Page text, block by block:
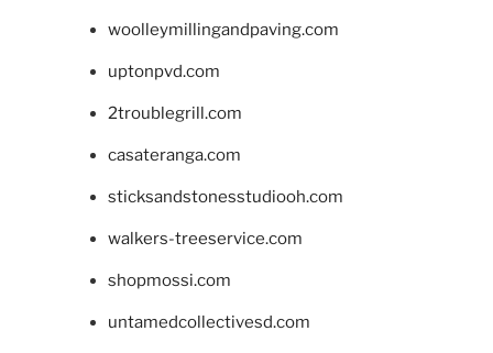
woolleymillingandpaving.com
uptonpvd.com
2troublegrill.com
casateranga.com
sticksandstonesstudiooh.com
walkers-treeservice.com
shopmossi.com
untamedcollectivesd.com